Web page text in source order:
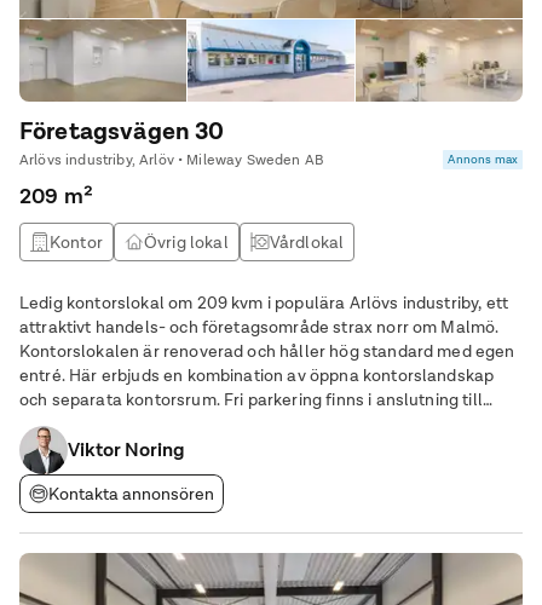
Företagsvägen 30
Arlövs industriby, Arlöv • Mileway Sweden AB Annons max
209 m²
Kontor Övrig lokal Vårdlokal
Ledig kontorslokal om 209 kvm i populära Arlövs industriby, ett
attraktivt handels- och företagsområde strax norr om Malmö.
Kontorslokalen är renoverad och håller hög standard med egen
entré. Här erbjuds en kombination av öppna kontorslandskap
och separata kontorsrum. Fri parkering finns i anslutning till
byggnaden samt goda möjligheter till exponering genom bra
Viktor Noring
Kontakta annonsören